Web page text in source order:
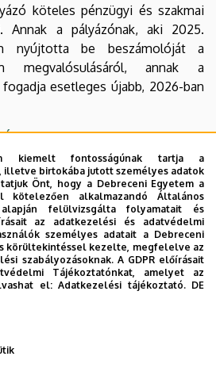
köteles pénzügyi és szakmai
Annak a pályázónak, aki 2025.
nyújtotta be beszámolóját a
megvalósulásáról, annak a
esetleges újabb, 2026-ban
ADATLAP
anyagát kinyomtatva és
a Zeneművészeti Kar
e-mail címre.
2026. június 1. 12:00 óra
07. 15:04
kiemelt fontosságúnak tartja a
illetve birtokába jutott személyes adatok
Önt, hogy a Debreceni Egyetem a
kötelezően alkalmazandó Általános
felülvizsgálta folyamatait és
az adatkezelési és adatvédelmi
személyes adatait a Debreceni
körültekintéssel kezelte, megfelelve az
szabályozásoknak. A GDPR előírásait
Tájékoztatónkat, amelyet az
el:Adatkezelési tájékoztató. DE